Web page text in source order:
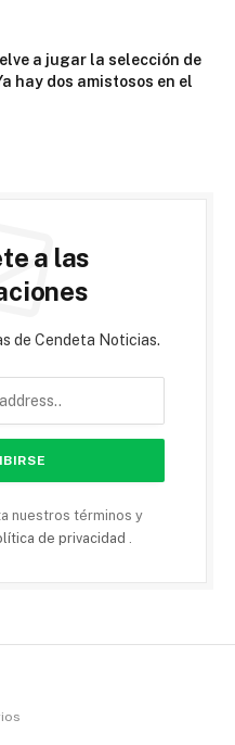
a jugar la selección de
hay dos amistosos en el
a las
de Cendeta Noticias.
nuestros términos y
de privacidad